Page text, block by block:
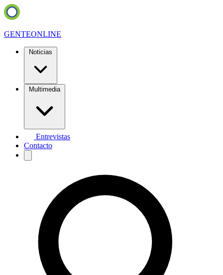
GENTEONLINE
Noticias
Multimedia
Entrevistas
Contacto